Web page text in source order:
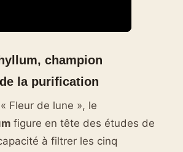
champion
la purification
Fleur de lune », le
figure en tête des études de
à filtrer les cinq